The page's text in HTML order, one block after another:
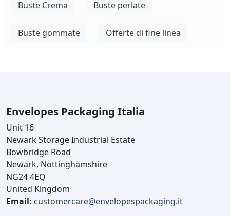
Buste Crema Buste perlate
Buste gommate Offerte di fine linea
Envelopes Packaging Italia
Unit 16
Newark Storage Industrial Estate
Bowbridge Road
Newark, Nottinghamshire
NG24 4EQ
United Kingdom
Email: customercare@envelopespackaging.it